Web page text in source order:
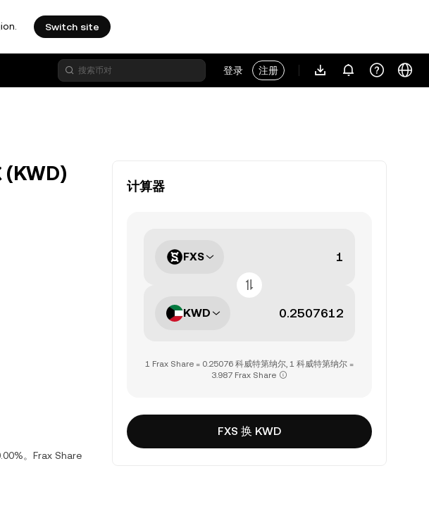
Switch site
登录 注册
(KWD)
。Frax Share
计算器
FXS
KWD
1 Frax Share = 0.25076 科威特第纳尔, 1 科威特第纳尔 =
3.987 Frax Share
FXS 换 KWD